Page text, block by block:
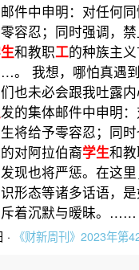
件中申明：对任何
容忍；同时强调，
和教职工的种族主
。 我想，哪怕真遇
也未必会跟我吐露内
发的集体邮件中申明
将给予零容忍；同
对阿拉伯裔学生和
现也将严惩。在这
形态等诸多话语，
斥着沉默与暧昧。……
· 《财新周刊》2023年第